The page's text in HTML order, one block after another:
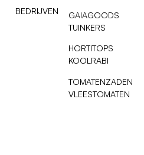
BEDRIJVEN
GAIAGOODS
TUINKERS
HORTITOPS
KOOLRABI
TOMATENZADEN
VLEESTOMATEN